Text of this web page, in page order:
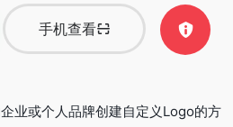
手机查看
业或个人品牌创建自定义Logo的方